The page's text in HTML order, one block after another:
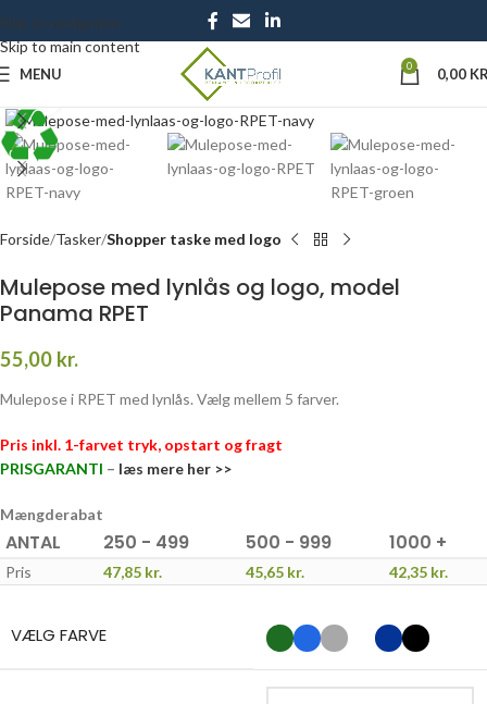
Skip to navigation
Skip to main content
MENU 0 0,00
Forside Tasker Shopper taske med logo
Mulepose med lynlås og logo, model
Panama RPET
55,00 kr.
Mulepose i RPET med lynlås. Vælg mellem 5 farver.
Pris inkl. 1-farvet tryk, opstart og fragt
PRISGARANTI – læs mere her >>
Mængderabat
ANTAL 250 - 499 500 - 999 1000 +
Pris 47,85 kr. 45,65 kr. 42,35 kr.
VÆLG FARVE